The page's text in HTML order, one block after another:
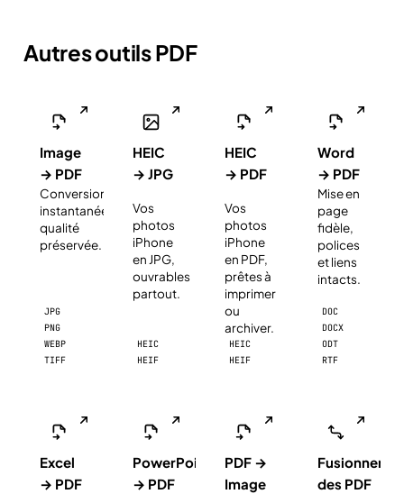
Autres outils PDF
Image
→ PDF
Conversion
instantanée,
qualité
préservée.
JPG
PNG
WEBP
TIFF
HEIC
→ JPG
Vos
photos
iPhone
en JPG,
ouvrables
partout.
HEIC
HEIF
HEIC
→ PDF
Vos
photos
iPhone
en PDF,
prêtes à
imprimer
ou
archiver.
HEIC
HEIF
Word
→ PDF
Mise en
page
fidèle,
polices
et liens
intacts.
DOC
DOCX
ODT
RTF
Excel
→ PDF
PowerPoint
→ PDF
PDF →
Image
Fusionner
des PDF